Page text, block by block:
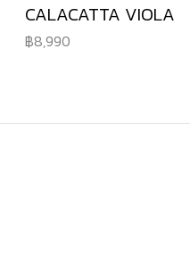
CALACATTA VIOLA
8,990